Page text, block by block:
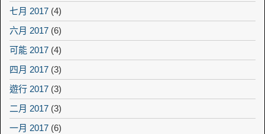
七月 2017 (4)
六月 2017 (6)
可能 2017 (4)
四月 2017 (3)
遊行 2017 (3)
二月 2017 (3)
一月 2017 (6)